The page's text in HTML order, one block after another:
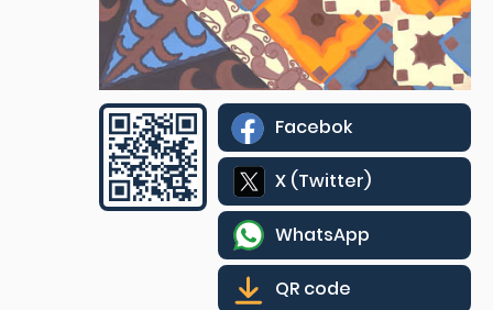
Facebok
X (Twitter)
WhatsApp
QR code